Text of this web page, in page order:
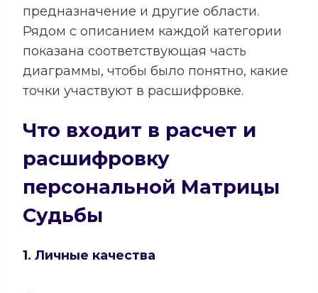
предназначение и другие области.
Рядом с описанием каждой категории
показана соответствующая часть
диаграммы, чтобы было понятно, какие
точки участвуют в расшифровке.
Что входит в расчет и
расшифровку
персональной Матрицы
Судьбы
1. Личные качества